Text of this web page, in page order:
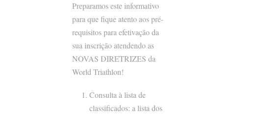
Preparamos este informativo
para que fique atento aos pré-
requisitos para efetivação da
sua inscrição atendendo as
NOVAS DIRETRIZES da
World Triathlon!
Consulta à lista de
classificados: a lista dos